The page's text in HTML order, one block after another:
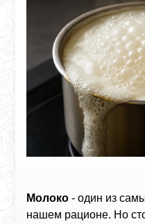
Молоко - один из
нашем рационе. Но